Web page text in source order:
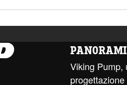
Viking Pump,